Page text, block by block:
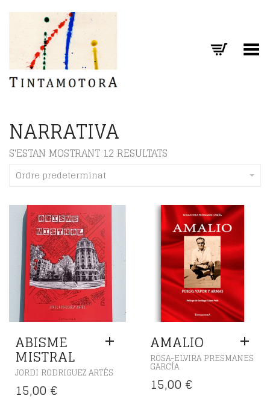
Toggle Menu
NARRATIVA
S'ESTAN MOSTRANT 12 RESULTATS
Ordre predeterminat
ABISME
MISTRAL
JORDI RODRIGUEZ ARTÉS
15,00 €
AMALIO
ROSA-ELVIRA PRESMANES
GARCÍA
15,00 €